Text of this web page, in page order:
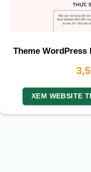
Theme WordPress
XEM WEBSITE